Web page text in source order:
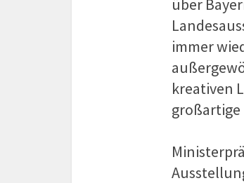
über
immer
kreativen
großartige